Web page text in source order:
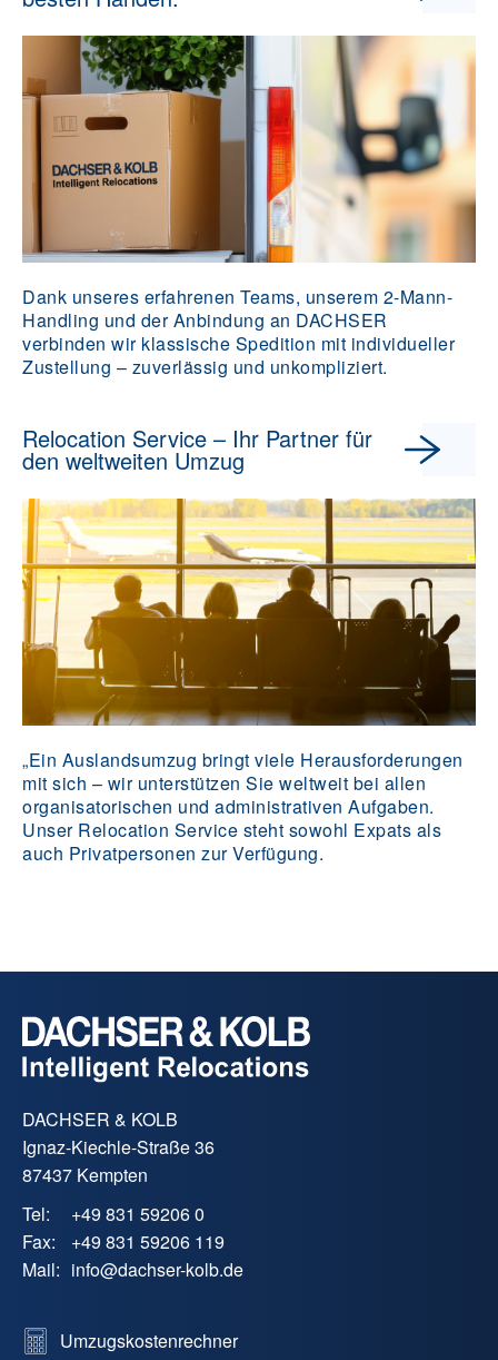
Dank unseres erfahrenen Teams, unserem 2-Mann-
Handling und der Anbindung an DACHSER
verbinden wir klassische Spedition mit individueller
Zustellung – zuverlässig und unkompliziert.
Relocation Service – Ihr Partner für
den weltweiten Umzug
„Ein Auslandsumzug bringt viele Herausforderungen
mit sich – wir unterstützen Sie weltweit bei allen
organisatorischen und administrativen Aufgaben.
Unser Relocation Service steht sowohl Expats als
auch Privatpersonen zur Verfügung.
DACHSER & KOLB
Ignaz-Kiechle-Straße 36
87437 Kempten
Tel:
+49 831 59206 0
Fax:
+49 831 59206 119
Mail: info@dachser-kolb.de
Umzugskostenrechner